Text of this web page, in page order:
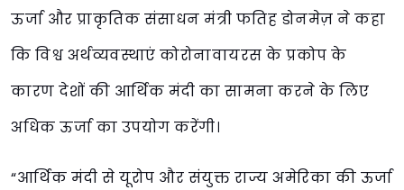
ऊर्जा और प्राकृतिक संसाधन मंत्री फतिह डोनमेज़ ने कहा
कि विश्व अर्थव्यवस्थाएं कोरोनावायरस के प्रकोप के
कारण देशों की आर्थिक मंदी का सामना करने के लिए
अधिक ऊर्जा का उपयोग करेंगी।
“आर्थिक मंदी से यूरोप और संयुक्त राज्य अमेरिका की ऊर्जा